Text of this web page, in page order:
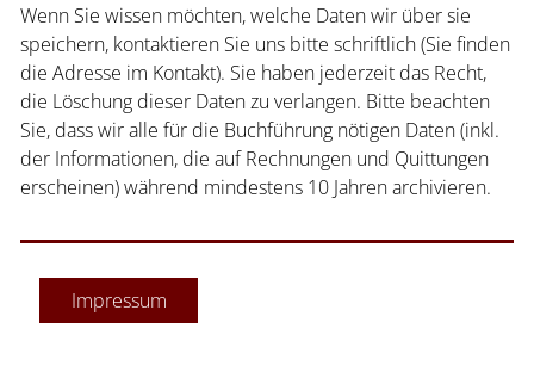
Wenn Sie wissen möchten, welche Daten wir über sie
speichern, kontaktieren Sie uns bitte schriftlich (Sie finden
die Adresse im Kontakt). Sie haben jederzeit das Recht,
die Löschung dieser Daten zu verlangen. Bitte beachten
Sie, dass wir alle für die Buchführung nötigen Daten (inkl.
der Informationen, die auf Rechnungen und Quittungen
erscheinen) während mindestens 10 Jahren archivieren.
Impressum